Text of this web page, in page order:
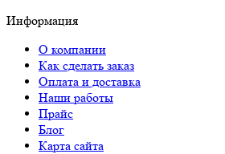
Информация
О компании
Как сделать заказ
Оплата и доставка
Наши работы
Прайс
Блог
Карта сайта